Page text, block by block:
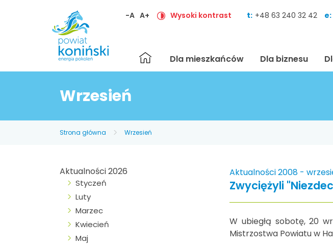
-A A+ Wysoki kontrast t: +48 63 240 32 42 e:
Strona
główna
Dla mieszkańców Dla biznesu
Wrzesień
Strona główna Wrzesień
Aktualności 2026
Styczeń
Luty
Marzec
Kwiecień
Maj
Aktualności 2008 -
Zwyciężyli
W ubiegłą sobotę, 20
Mistrzostwa Powiatu w